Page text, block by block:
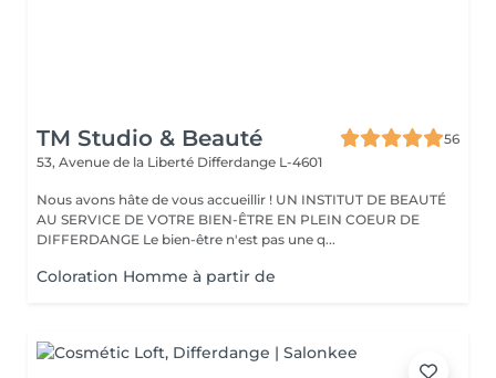
TM Studio & Beauté
56
53, Avenue de la Liberté Differdange L-4601
Nous avons hâte de vous accueillir ! UN INSTITUT DE BEAUTÉ
AU SERVICE DE VOTRE BIEN-ÊTRE EN PLEIN COEUR DE
DIFFERDANGE Le bien-être n'est pas une q...
Coloration Homme à partir de